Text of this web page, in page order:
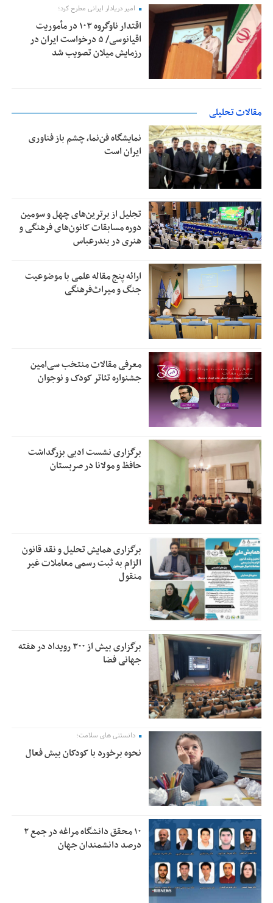
امیر دریادار ایرانی مطرح کرد؛
اقتدار ناوگروه ۱۰۳ در مأموریت‌
اقیانوسی/ ۵ درخواست ایران در
رزمایش میلان تصویب شد
مقالات تحلیلی
نمایشگاه فن‌نما، چشم باز فناوری
ایران است
تجلیل از بر‌ترین‌های چهل و سومین
دوره مسابقات کانون‌های فرهنگی و
هنری در بندرعباس
ارائه پنج مقاله علمی با موضوعیت
جنگ و میراث‌فرهنگی
معرفی مقالات منتخب سی‌امین
جشنواره تئاتر کودک و نوجوان
برگزاری نشست ادبی بزرگداشت
حافظ و مولانا در صربستان
برگزاری همایش تحلیل و نقد قانون
الزام به ثبت رسمی معاملات غیر
منقول
برگزاری بیش از ۳۰۰ رویداد در هفته
جهانی فضا
دانستنی های سلامت؛
نحوه برخورد با کودکان بیش فعال
۱۰ محقق دانشگاه مراغه در جمع ۲
درصد دانشمندان جهان